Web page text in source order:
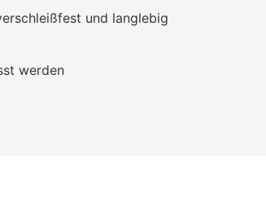
und langlebig
werden